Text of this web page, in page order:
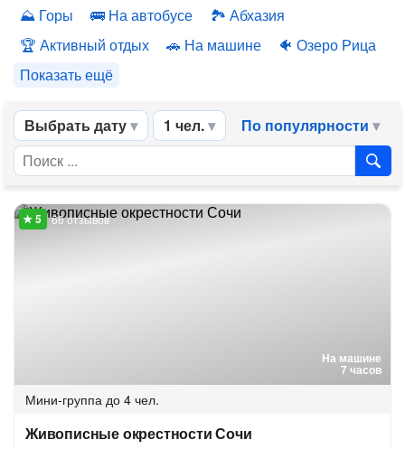
Горы
На автобусе
Абхазия
Активный отдых
На машине
Озеро Рица
Показать ещё
Выбрать дату 1 чел. По популярности
На машине
7 часов
66 отзывов
Мини-группа до 4 чел.
Живописные окрестности Сочи